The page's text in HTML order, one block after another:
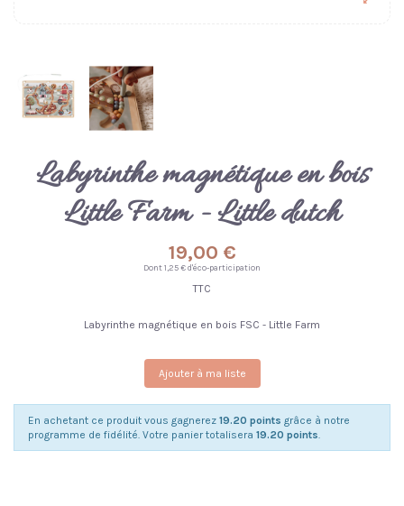
Labyrinthe magnétique en bois
Little Farm - Little dutch
19,00 €
Dont 1,25 € d'éco-participation
TTC
Labyrinthe magnétique en bois FSC - Little Farm
Ajouter à ma liste
En achetant ce produit vous gagnerez 19.20 points grâce à notre
programme de fidélité. Votre panier totalisera 19.20 points